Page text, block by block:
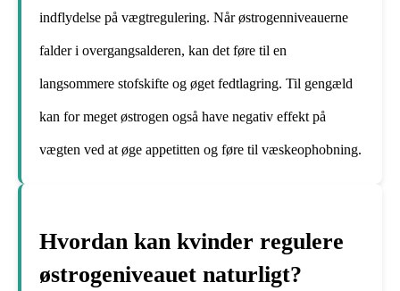
indflydelse på vægtregulering. Når østrogenniveauerne
falder i overgangsalderen, kan det føre til en
langsommere stofskifte og øget fedtlagring. Til gengæld
kan for meget østrogen også have negativ effekt på
vægten ved at øge appetitten og føre til væskeophobning.
Hvordan kan kvinder regulere
østrogeniveauet naturligt?